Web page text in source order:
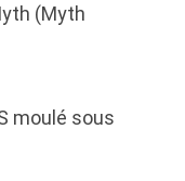
(Myth
moulé sous